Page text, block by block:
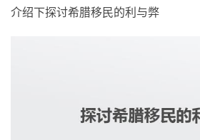
介绍下探讨希腊移民的利与弊